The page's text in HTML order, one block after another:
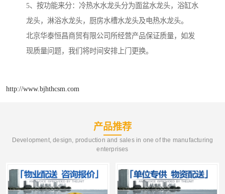
5、按功能来分：冷热水水龙头分为面盆水龙头，浴缸水
龙头，淋浴水龙头，厨房水槽水龙头及电热水龙头。
北京华泰恒昌商贸有限公司所经营产品保证质量，如发
现质量问题，我们将时间安排上门更换。
http://www.bjhthcsm.com
产品推荐
Development, design, production and sales in one of the manufacturing
enterprises